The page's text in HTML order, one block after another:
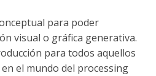
para poder
visual o gráfica generativa.
para todos aquellos
el mundo del processing